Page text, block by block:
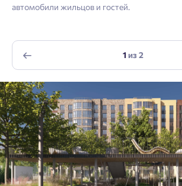
Email
персональных
Согласен получать информационную
Отправить
автомобили жильцов и гостей.
1из2
Нажимая кнопку «Отправить», вы даёте
персональных данных.
Выслать код повторно через 00:58.
Отправить